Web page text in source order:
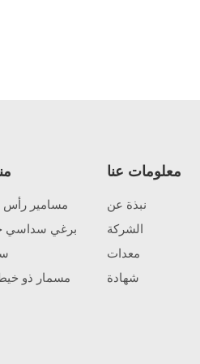
معلومات عنا
نبذة عن
الشركة
معدات
شهادة
مسامير رأس
برغي سداسي
مسمار ذو